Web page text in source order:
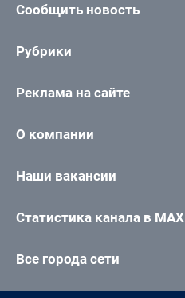
Сообщить новость
Рубрики
Реклама на сайте
О компании
Наши вакансии
Статистика канала в MAX
Все города сети